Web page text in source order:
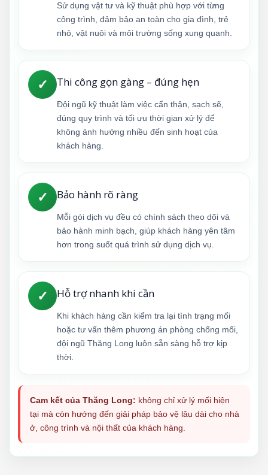
Sử dụng vật tư và kỹ thuật phù hợp với từng
công trình, đảm bảo an toàn cho gia đình, trẻ
nhỏ, vật nuôi và môi trường sống xung quanh.
✓ Thi công gọn gàng – đúng hẹn
Đội ngũ kỹ thuật làm việc cẩn thận, sạch sẽ,
đúng quy trình và tối ưu thời gian xử lý để
không ảnh hưởng nhiều đến sinh hoạt của
khách hàng.
✓ Bảo hành rõ ràng
Mỗi gói dịch vụ đều có chính sách theo dõi và
bảo hành minh bạch, giúp khách hàng yên tâm
hơn trong suốt quá trình sử dụng dịch vụ.
✓ Hỗ trợ nhanh khi cần
Khi khách hàng cần kiểm tra lại tình trạng mối
hoặc tư vấn thêm phương án phòng chống mối,
đội ngũ Thăng Long luôn sẵn sàng hỗ trợ kịp
thời.
Cam kết của Thăng Long: không chỉ xử lý mối hiện
tại mà còn hướng đến giải pháp bảo vệ lâu dài cho nhà
ở, công trình và nội thất của khách hàng.